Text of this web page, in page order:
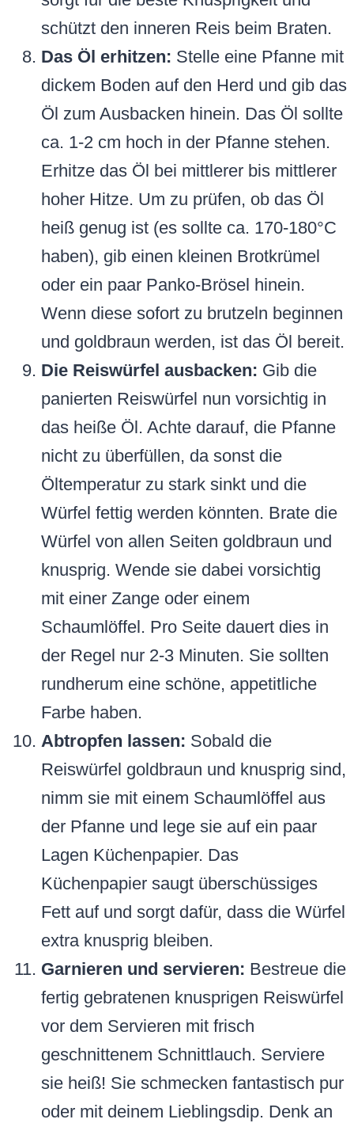
schützt den inneren Reis beim Braten.
Das Öl erhitzen: Stelle eine Pfanne mit
dickem Boden auf den Herd und gib das
Öl zum Ausbacken hinein. Das Öl sollte
ca. 1-2 cm hoch in der Pfanne stehen.
Erhitze das Öl bei mittlerer bis mittlerer
hoher Hitze. Um zu prüfen, ob das Öl
heiß genug ist (es sollte ca. 170-180°C
haben), gib einen kleinen Brotkrümel
oder ein paar Panko-Brösel hinein.
Wenn diese sofort zu brutzeln beginnen
und goldbraun werden, ist das Öl bereit.
Die Reiswürfel ausbacken: Gib die
panierten Reiswürfel nun vorsichtig in
das heiße Öl. Achte darauf, die Pfanne
nicht zu überfüllen, da sonst die
Öltemperatur zu stark sinkt und die
Würfel fettig werden könnten. Brate die
Würfel von allen Seiten goldbraun und
knusprig. Wende sie dabei vorsichtig
mit einer Zange oder einem
Schaumlöffel. Pro Seite dauert dies in
der Regel nur 2-3 Minuten. Sie sollten
rundherum eine schöne, appetitliche
Farbe haben.
Abtropfen lassen: Sobald die
Reiswürfel goldbraun und knusprig sind,
nimm sie mit einem Schaumlöffel aus
der Pfanne und lege sie auf ein paar
Lagen Küchenpapier. Das
Küchenpapier saugt überschüssiges
Fett auf und sorgt dafür, dass die Würfel
extra knusprig bleiben.
Garnieren und servieren: Bestreue die
fertig gebratenen knusprigen Reiswürfel
vor dem Servieren mit frisch
geschnittenem Schnittlauch. Serviere
sie heiß! Sie schmecken fantastisch pur
oder mit deinem Lieblingsdip. Denk an